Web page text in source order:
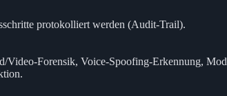
protokolliert werden (Audit-Trail).
Video-Forensik, Voice-Spoofing-Erkennung,